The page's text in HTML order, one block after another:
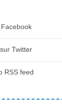
Twitter
RSS feed